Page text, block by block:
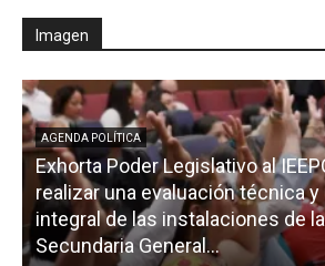
Imagen
AGENDA POLÍTICA
Exhorta Poder Legislativo al
realizar una evaluación técnica
integral de las instalaciones de
Secundaria General...